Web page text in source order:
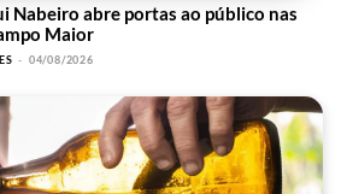
Nabeiro abre portas ao público nas
Maior
- 04/08/2026